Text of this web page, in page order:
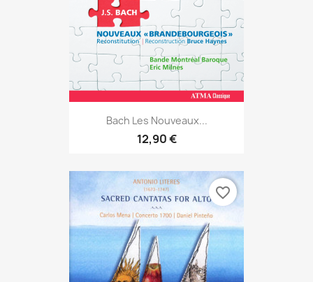
Bach Les Nouveaux...
12,90 €
favorite_border